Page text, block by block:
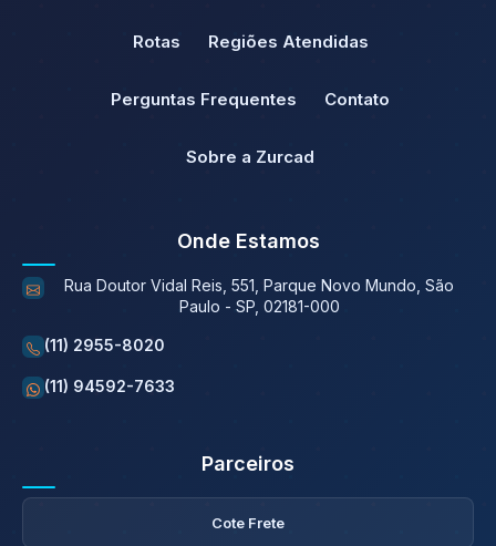
Rotas Regiões Atendidas
Perguntas Frequentes Contato
Sobre a Zurcad
Onde Estamos
Rua Doutor Vidal Reis, 551, Parque Novo Mundo, São
Paulo - SP, 02181-000
(11) 2955-8020
(11) 94592-7633
Parceiros
Cote Frete